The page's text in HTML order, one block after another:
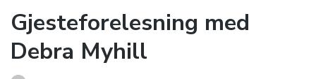
Gjesteforelesning med
Debra Myhill